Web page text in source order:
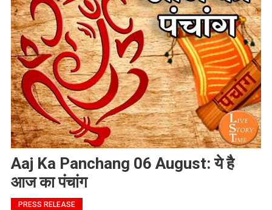
Aaj Ka Panchang 06 August: ये है
आज का पंचांग
PRESS RELEASE